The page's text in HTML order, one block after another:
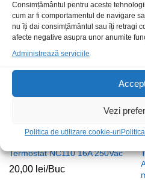
Consimțământul pentru aceste
cum ar fi comportamentul de navigare
nu îți dai consimțământul sau îți retragi
afecte negative asupra unor anumite
Administrează serviciile
Vezi
Politica de utilizare cookie-uri
Stoc epuizat
Termostat NC110 16A 250Vac
20,00 lei/Buc